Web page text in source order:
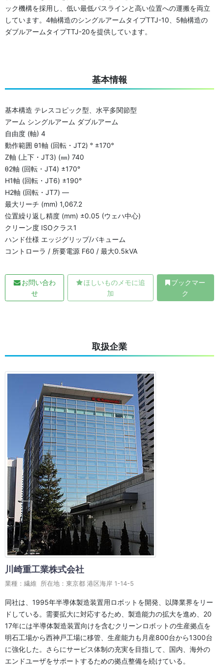
ック機構を採用し、低い最低パスラインと高い位置への運搬を両立
しています。4軸構造のシングルアームタイプTTJ-10、5軸構造の
ダブルアームタイプTTJ-20を提供しています。
基本情報
基本構造 テレスコピック型、水平多関節型
アーム シングルアーム ダブルアーム
自由度 (軸) 4
動作範囲 θ1軸 (回転・JT2) ° ±170°
Z軸 (上下・JT3) (㎜) 740
θ2軸 (回転・JT4) ±170°
H1軸 (回転・JT6) ±190°
H2軸 (回転・JT7) ―
最大リーチ (mm) 1,067.2
位置繰り返し精度 (mm) ±0.05 (ウェハ中心)
クリーン度 ISOクラス1
ハンド仕様 エッジグリップ/バキューム
コントローラ / 所要電源 F60 / 最大0.5kVA
お問い合わ
せ
ほしいものメモに追
加
ブックマー
ク
取扱企業
川崎重工業株式会社
業種：繊維 所在地：東京都 港区海岸 1-14-5
同社は、1995年半導体製造装置用ロボットを開発、以降業界をリー
ドしている。需要拡大に対応するため、製造能力の拡大を進め、20
17年には半導体製造装置向けを含むクリーンロボットの生産拠点を
明石工場から西神戸工場に移管、生産能力も月産800台から1300台
に強化した。さらにサービス体制の充実を目指して、国内、海外の
エンドユーザをサポートするための拠点整備を続けている。